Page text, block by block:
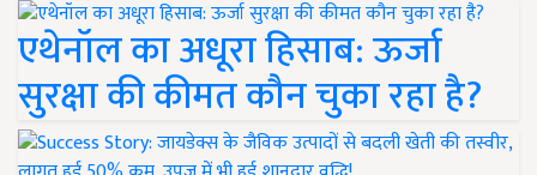
एथेनॉल का अधूरा हिसाब: ऊर्जा
सुरक्षा की कीमत कौन चुका रहा है?